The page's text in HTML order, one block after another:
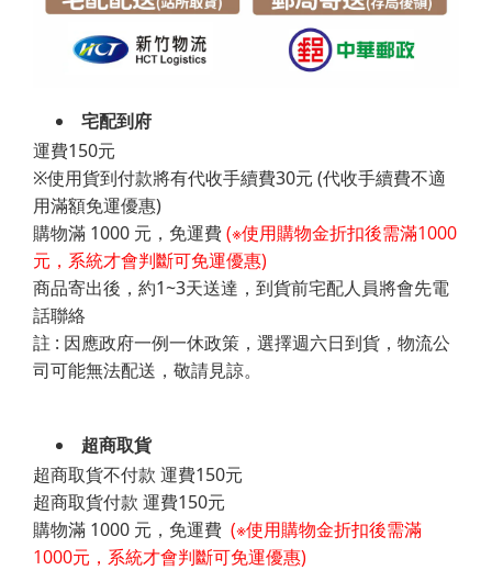
宅配到府
運費150元
※使用貨到付款將有代收手續費30元 (代收手續費不適
用滿額免運優惠)
購物滿 1000 元，免運費(※使用購物金折扣後需滿1000
元，系統才會判斷可免運優惠)
商品寄出後，約1~3天送達，到貨前宅配人員將會先電
話聯絡
註 : 因應政府一例一休政策，選擇週六日到貨，物流公
司可能無法配送，敬請見諒。
超商取貨
超商取貨不付款 運費150元
超商取貨付款 運費150元
購物滿 1000 元，免運費 (※使用購物金折扣後需滿
1000元，系統才會判斷可免運優惠)